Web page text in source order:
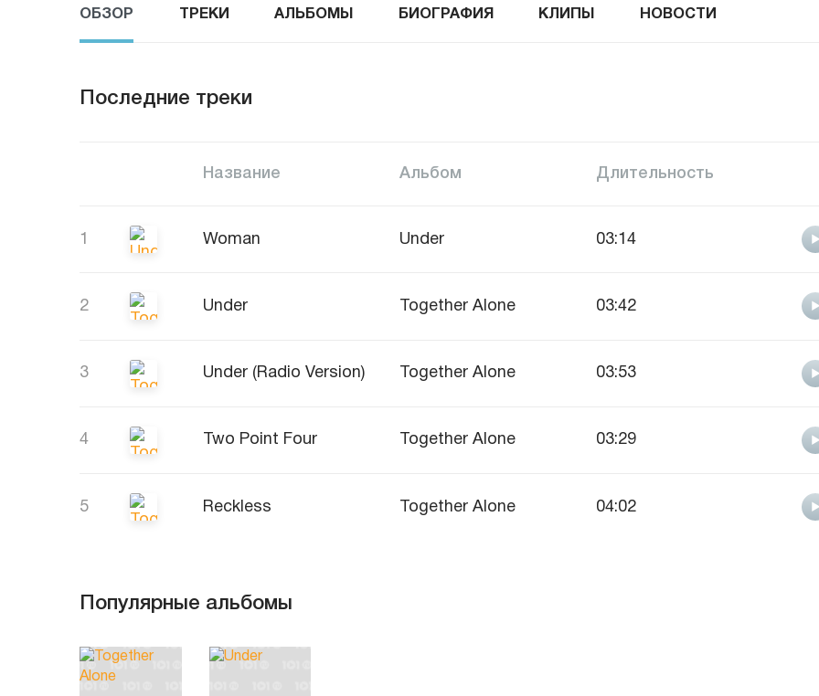
ОБЗОР ТРЕКИ АЛЬБОМЫ БИОГРАФИЯ КЛИПЫ НОВОСТИ
Последние треки
Название Альбом Длительность
1 Woman Under 03:14
2 Under Together Alone 03:42
3 Under (Radio Version) Together Alone 03:53
4 Two Point Four Together Alone 03:29
5 Reckless Together Alone 04:02
Популярные альбомы